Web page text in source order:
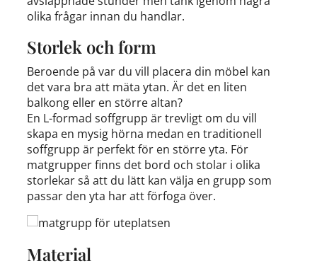
olika frågar innan du handlar.
Storlek och form
Beroende på var du vill placera din möbel kan
det vara bra att mäta ytan. Är det en liten
balkong eller en större altan?
En L-formad soffgrupp är trevligt om du vill
skapa en mysig hörna medan en traditionell
soffgrupp är perfekt för en större yta. För
matgrupper finns det bord och stolar i olika
storlekar så att du lätt kan välja en grupp som
passar den yta har att förfoga över.
Material